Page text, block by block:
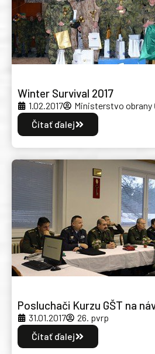
Winter Survival 2017
1.02.2017
Ministerstvo obrany
Čítať ďalej
Posluchači Kurzu GŠT na
31.01.2017
26. pvrp
Čítať ďalej